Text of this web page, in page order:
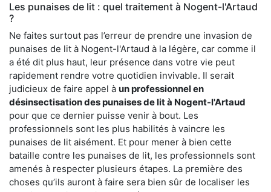
Les punaises de lit : quel traitement à Nogent-l'Artaud
?
Ne faites surtout pas l’erreur de prendre une invasion de
punaises de lit à Nogent-l'Artaud à la légère, car comme il
a été dit plus haut, leur présence dans votre vie peut
rapidement rendre votre quotidien invivable. Il serait
judicieux de faire appel à un professionnel en
désinsectisation des punaises de lit à Nogent-l'Artaud
pour que ce dernier puisse venir à bout. Les
professionnels sont les plus habilités à vaincre les
punaises de lit aisément. Et pour mener à bien cette
bataille contre les punaises de lit, les professionnels sont
amenés à respecter plusieurs étapes. La première des
choses qu’ils auront à faire sera bien sûr de localiser les